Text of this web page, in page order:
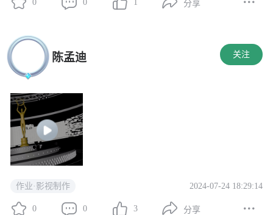
0 0 1 分享
陈孟迪 关注
作业·影视制作 2024-07-24 18:29:14
0 0 3 分享